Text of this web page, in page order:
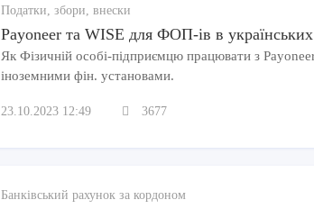
Податки, збори, внески
Payoneer та WISE для ФОП-ів в українських
Як Фізичній особі-підприємцю працювати з
іноземними фін. установами.
23.10.2023 12:49 3677
Банківський рахунок за кордоном